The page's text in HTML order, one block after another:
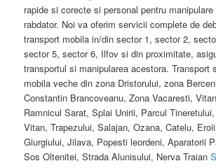
rapide si corecte si personal pentru
rabdator. Noi va oferim servicii complete de
transport mobila in/din sector 1, sector 2,
sector 5, sector 6, Ilfov si din proximitate,
transportul si manipularea acestora. Transport
mobila veche din zona Dristorului, zona
Constantin Brancoveanu, Zona Vacaresti,
Ramnicul Sarat, Splai Unirii, Parcul
Vitan, Trapezului, Salajan, Ozana, Catelu,
Giurgiului, Jilava, Popesti leordeni, Aparatorii
Sos Oltenitei, Strada Alunisului, Nerva Traian